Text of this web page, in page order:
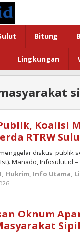
Bitung
Lingkungan
Koalisi
RTRW
diskusi publik
Manado, Infosulut.id
, Hukrim, Info Utama,
Oknum